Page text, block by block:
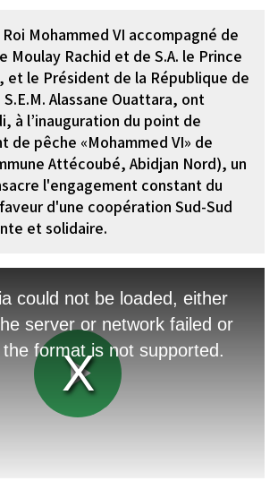
Mohammed VI accompagné de
Moulay Rachid et de S.A. le Prince
et le Président de la République de
Alassane Ouattara, ont
à l’inauguration du point de
de pêche «Mohammed VI» de
Attécoubé, Abidjan Nord), un
l'engagement constant du
d'une coopération Sud-Sud
et solidaire.
Play
could not be loaded, either
server or network failed or
the format is not supported.